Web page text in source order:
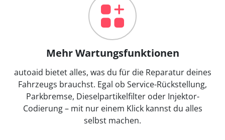
Mehr Wartungsfunktionen
autoaid bietet alles, was du für die Reparatur deines
Fahrzeugs brauchst. Egal ob Service-Rückstellung,
Parkbremse, Dieselpartikelfilter oder Injektor-
Codierung – mit nur einem Klick kannst du alles
selbst machen.